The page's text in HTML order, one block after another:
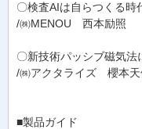
〇検査AIは自らつくる時
/㈱MENOU 西本励照
〇新技術パッシブ磁気法
/㈱アクタライズ 櫻本天
■製品ガイド